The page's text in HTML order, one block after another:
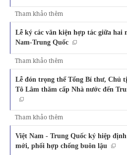
Tham khảo thêm
Lễ ký các văn kiện hợp tác giữa hai
Nam-Trung Quốc
Tham khảo thêm
Lễ đón trọng thể Tổng Bí thư, Chủ
Tô Lâm thăm cấp Nhà nước đến
Tham khảo thêm
Việt Nam - Trung Quốc ký hiệp
mới, phối hợp chống buôn lậu